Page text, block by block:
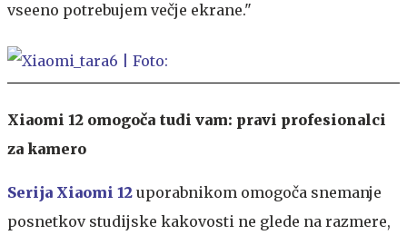
vseeno potrebujem večje ekrane."
Xiaomi 12 omogoča tudi vam: pravi profesionalci
za kamero
Serija Xiaomi 12 uporabnikom omogoča snemanje
posnetkov studijske kakovosti ne glede na razmere,